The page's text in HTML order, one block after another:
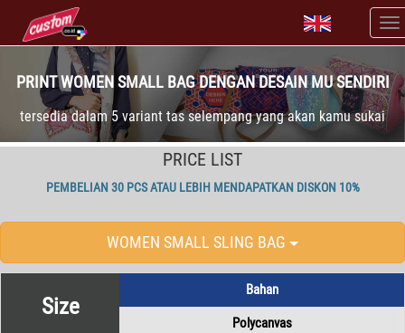
PRINT WOMEN SMALL BAG DENGAN DESAIN MU SENDIRI
tersedia dalam 5 variant tas selempang yang akan kamu sukai
PRICE LIST
PEMBELIAN 30 PCS ATAU LEBIH MENDAPATKAN DISKON 10%
WOMEN SMALL SLING BAG
Size
Bahan
Polycanvas